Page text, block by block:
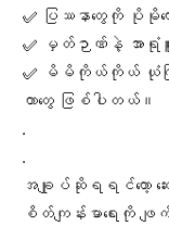
‎✅ ပြဿနာတွေကို ပိုမို
‎✅ မှတ်ဉာဏ်နဲ့ အာရုံစူ
‎✅ မိမိကိုယ်ကိုယ် ယုံကြ
တာတွေ ဖြစ်ပါတယ်။
‎.
‎.
အချုပ်ဆိုရရင်‌တော့
စိတ်ကျန်းမာရေးကို